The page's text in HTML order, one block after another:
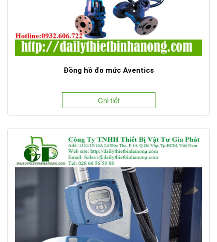
Đồng hồ đo mức Aventics
Chi tiết